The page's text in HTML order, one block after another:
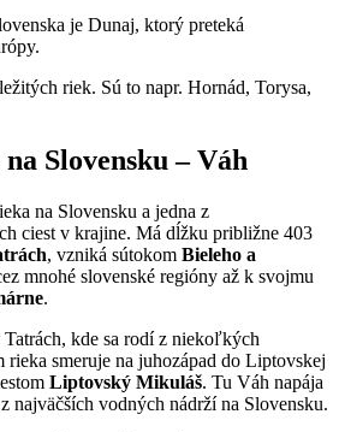
je Dunaj, ktorý preteká
riek. Sú to napr. Hornád, Torysa,
Slovensku – Váh
na Slovensku a jedna z
ciest v krajine. Má dĺžku približne 403
, vzniká sútokom Bieleho a
mnohé slovenské regióny až k svojmu
.
kde sa rodí z niekoľkých
rieka smeruje na juhozápad do Liptovskej
Liptovský Mikuláš. Tu Váh napája
najväčších vodných nádrží na Slovensku.